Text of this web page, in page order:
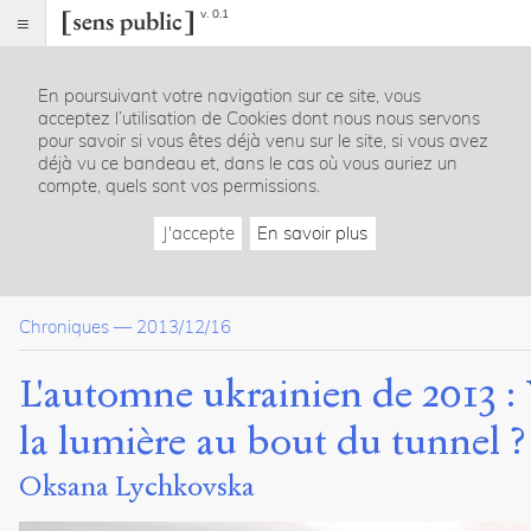
v. 0.1
Index
Article
Table
des
Partager
/
Exporter
Lychkovska,
En poursuivant votre navigation sur ce site, vous
acceptez l’utilisation de Cookies dont nous nous servons
pour savoir si vous êtes déjà venu sur le site, si vous avez
déjà vu ce bandeau et, dans le cas où vous auriez un
compte, quels sont vos permissions.
J'accepte En savoir plus
Chroniques — 2013/12/16
L'automne ukrainien de 2013
la lumière au bout du tunnel ?
Oksana Lychkovska